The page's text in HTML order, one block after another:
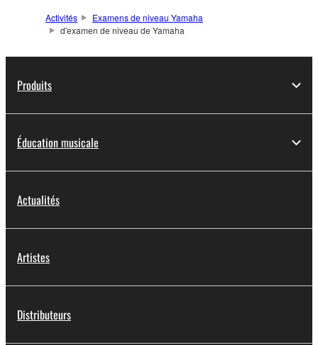
Activités
Examens de niveau Yamaha
d'examen de niveau de Yamaha
Produits
Éducation musicale
Actualités
Artistes
Distributeurs